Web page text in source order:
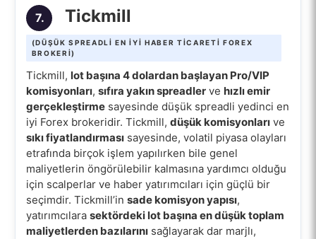
7. Tickmill
(DÜŞÜK SPREADLI EN IYI HABER TICARETI FOREX
BROKERI)
Tickmill, lot başına 4 dolardan başlayan Pro/VIP
komisyonları, sıfıra yakın spreadlerve hızlı emir
gerçekleştirmesayesinde düşük spreadli yedinci en
iyi Forex brokeridir. Tickmill, düşük komisyonlarıve
sıkı fiyatlandırmasısayesinde, volatil piyasa olayları
etrafında birçok işlem yapılırken bile genel
maliyetlerin öngörülebilir kalmasına yardımcı olduğu
için scalperlar ve haber yatırımcıları için güçlü bir
seçimdir. Tickmill’in sade komisyon yapısı,
yatırımcılara sektördeki lot başına en düşük toplam
maliyetlerden bazılarınısağlayarak dar marjlı,